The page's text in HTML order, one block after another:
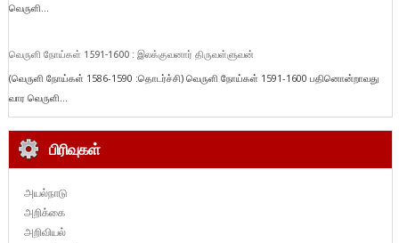
வெருளி...
வெருளி நோய்கள் 1591-1600 : இலக்குவனார் திருவள்ளுவன்
(வெருளி நோய்கள் 1586-1590 :தொடர்ச்சி) வெருளி நோய்கள் 1591-1600 பதினொன்றாவது
வார வெருளி...
பிரிவுகள்
அயல்நாடு
அறிக்கை
அறிவியல்